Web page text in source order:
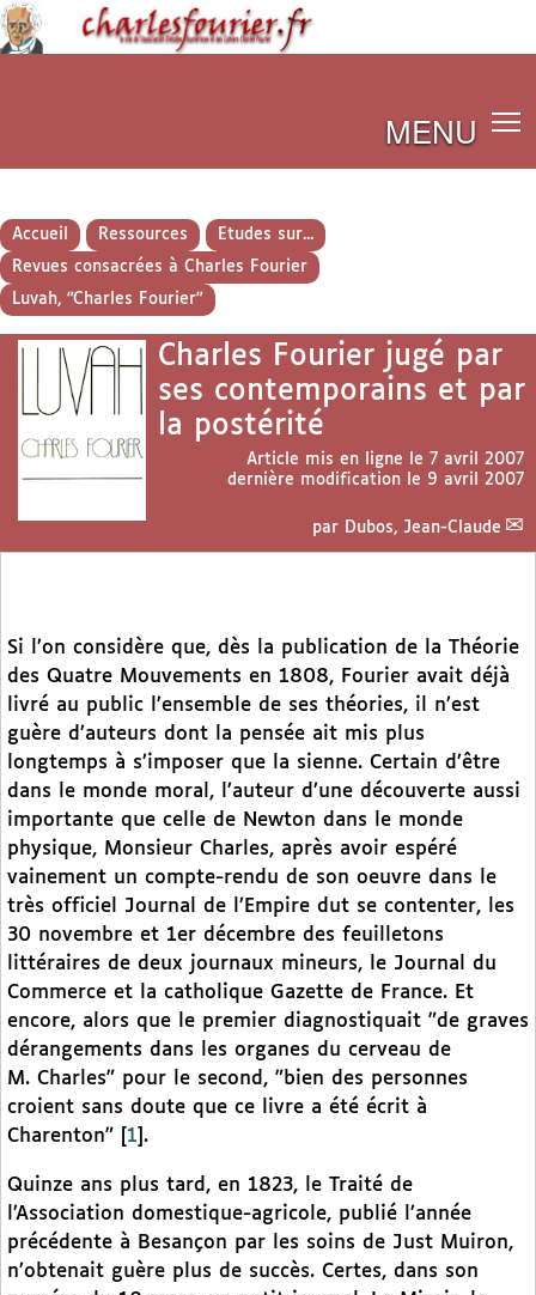
MENU
Accueil Ressources
Etudes sur...
Revues consacrées à Charles Fourier
Luvah, "Charles Fourier"
Charles Fourier jugé par
ses contemporains et par
la postérité
Article mis en ligne le 7 avril 2007
dernière modification le 9 avril 2007
par Dubos, Jean-Claude
Si l’on considère que, dès la publication de la Théorie
des Quatre Mouvements en 1808, Fourier avait déjà
livré au public l’ensemble de ses théories, il n’est
guère d’auteurs dont la pensée ait mis plus
longtemps à s’imposer que la sienne. Certain d’être
dans le monde moral, l’auteur d’une découverte aussi
importante que celle de Newton dans le monde
physique, Monsieur Charles, après avoir espéré
vainement un compte-rendu de son oeuvre dans le
très officiel Journal de l’Empire dut se contenter, les
30 novembre et 1er décembre des feuilletons
littéraires de deux journaux mineurs, le Journal du
Commerce et la catholique Gazette de France. Et
encore, alors que le premier diagnostiquait "de graves
dérangements dans les organes du cerveau de
M. Charles" pour le second, "bien des personnes
croient sans doute que ce livre a été écrit à
Charenton"
1 .
Quinze ans plus tard, en 1823, le Traité de
l’Association domestique-agricole, publié l’année
précédente à Besançon par les soins de Just Muiron,
n’obtenait guère plus de succès. Certes, dans son